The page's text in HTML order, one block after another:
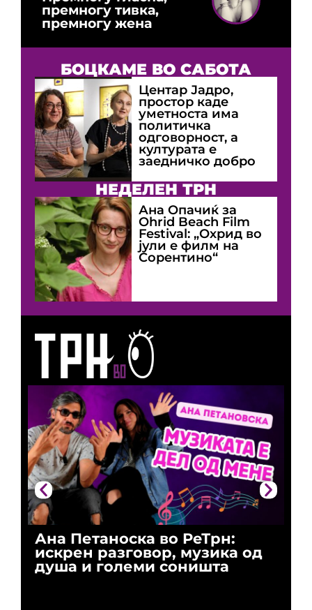
Ана Петаноска во РеТрн:
искрен разговор, музика од
душа и големи соништа
премногу тивка,
премногу жена
БОЦКАМЕ ВО САБОТА
Центар Јадро,
простор каде
уметноста има
политичка
одговорност, а
културата е
заедничко добро
НЕДЕЛЕН ТРН
Ана Опачиќ за
Оhrid Beach Film
Festival: „Охрид во
јули е филм на
Сорентино“